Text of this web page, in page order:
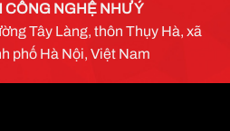
CÔNG NGHỆ NHƯ Ý
Tây Làng, thôn Thụy Hà, xã
phố Hà Nội, Việt Nam